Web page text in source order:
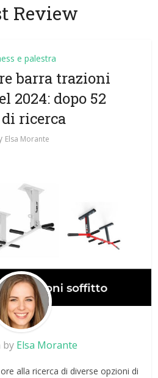
Review
e palestra
barra trazioni
2024: dopo 52
ricerca
Elsa Morante
by Elsa Morante
alla ricerca di diverse opzioni di